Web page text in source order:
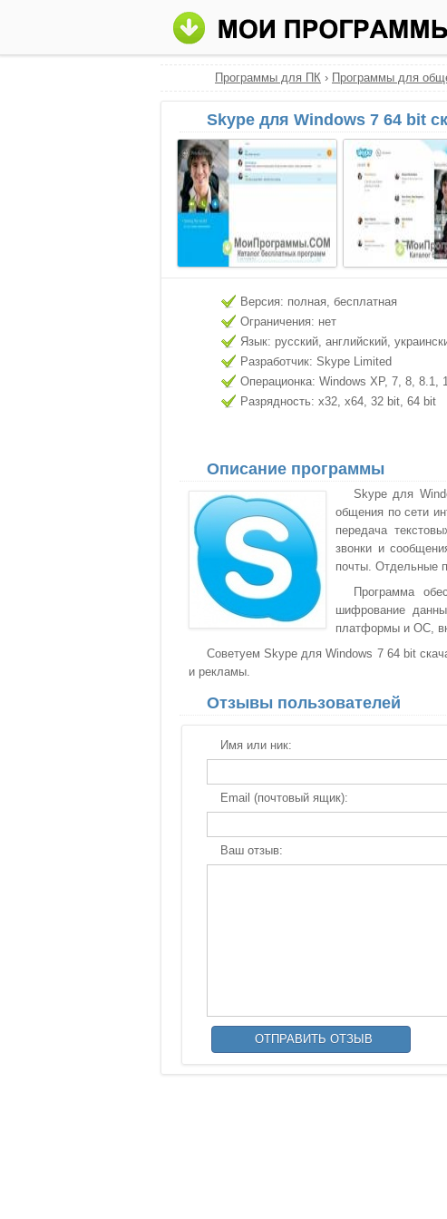
Программы для ПК › Программы для
Skype для Windows 7 64 bit
Версия: полная, бесплатная
Ограничения: нет
Язык: русский, английский,
Разработчик: Skype Limited
Операционка: Windows XP, 7, 8, 8.1,
Разрядность: x32, x64, 32 bit, 64 bit
Описание программы
Skype для
общения по сети
передача
звонки и
почты. Отдельные
Программа
шифрование
платформы и ОС,
Советуем Skype для Windows 7 64 bit
и рекламы.
Отзывы пользователей
Имя или ник:
Email (почтовый ящик):
Ваш отзыв: